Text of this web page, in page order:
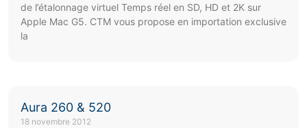
de l’étalonnage virtuel Temps réel en SD, HD et 2K sur
Apple Mac G5. CTM vous propose en importation exclusive
la
Aura 260 & 520
18 novembre 2012